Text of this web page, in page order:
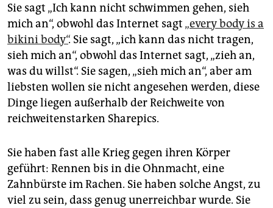
Sie sagt „Ich kann nicht schwimmen gehen, sieh
mich an“, obwohl das Internet sagt „every body is a
bikini body“. Sie sagt, „ich kann das nicht tragen,
sieh mich an“, obwohl das Internet sagt, „zieh an,
was du willst“. Sie sagen, „sieh mich an“, aber am
liebsten wollen sie nicht angesehen werden, diese
Dinge liegen außerhalb der Reichweite von
reichweitenstarken Sharepics.
Sie haben fast alle Krieg gegen ihren Körper
geführt: Rennen bis in die Ohnmacht, eine
Zahnbürste im Rachen. Sie haben solche Angst, zu
viel zu sein, dass genug unerreichbar wurde. Sie